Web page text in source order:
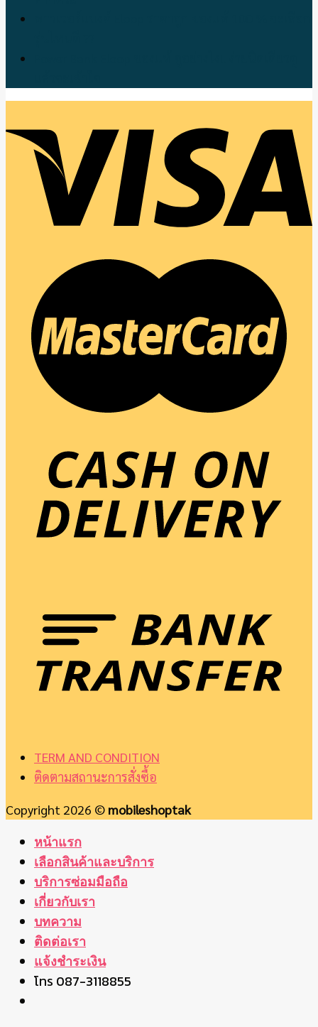
TERM AND CONDITION
ติดตามสถานะการสั่งซื้อ
Copyright 2026 © mobileshoptak
หน้าแรก
เลือกสินค้าและบริการ
บริการซ่อมมือถือ
เกี่ยวกับเรา
บทความ
ติดต่อเรา
แจ้งชำระเงิน
โทร 087-3118855